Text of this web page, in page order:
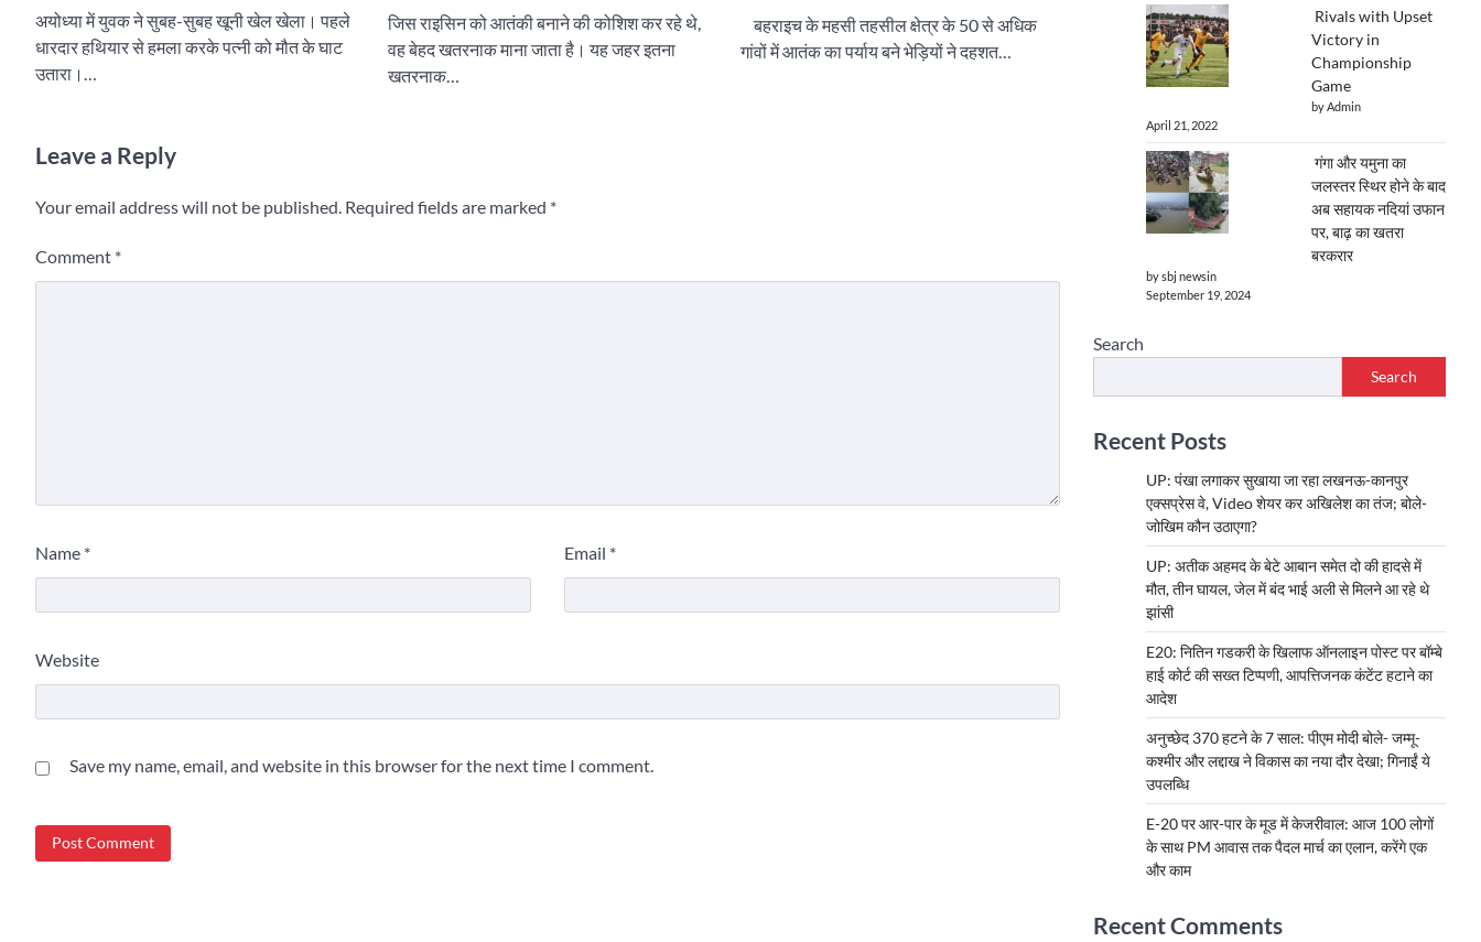
अयोध्या में युवक ने सुबह-सुबह खूनी खेल खेला। पहले
धारदार हथियार से हमला करके पत्नी को मौत के घाट
उतारा।…
जिस राइसिन को आतंकी बनाने की कोशिश कर रहे थे,
वह बेहद खतरनाक माना जाता है। यह जहर इतना
खतरनाक…
बहराइच के महसी तहसील क्षेत्र के 50 से अधिक
गांवों में आतंक का पर्याय बने भेड़ियों ने दहशत…
Leave a Reply
Your email address will not be published. Required fields are marked *
Comment *
Name * Email *
Website
Save my name, email, and website in this browser for the next time I comment.
Rivals with Upset
Victory in
Championship
Game
by Admin
April 21, 2022
गंगा और यमुना का
जलस्तर स्थिर होने के बाद
अब सहायक नदियां उफान
पर, बाढ़ का खतरा
बरकरार
by sbj newsin
September 19, 2024
Search
Search
Recent Posts
UP: पंखा लगाकर सुखाया जा रहा लखनऊ-कानपुर
एक्सप्रेस वे, Video शेयर कर अखिलेश का तंज; बोले-
जोखिम कौन उठाएगा?
UP: अतीक अहमद के बेटे आबान समेत दो की हादसे में
मौत, तीन घायल, जेल में बंद भाई अली से मिलने आ रहे थे
झांसी
E20: नितिन गडकरी के खिलाफ ऑनलाइन पोस्ट पर बॉम्बे
हाई कोर्ट की सख्त टिप्पणी, आपत्तिजनक कंटेंट हटाने का
आदेश
अनुच्छेद 370 हटने के 7 साल: पीएम मोदी बोले- जम्मू-
कश्मीर और लद्दाख ने विकास का नया दौर देखा; गिनाईं ये
उपलब्धि
E-20 पर आर-पार के मूड में केजरीवाल: आज 100 लोगों
के साथ PM आवास तक पैदल मार्च का एलान, करेंगे एक
और काम
Recent Comments